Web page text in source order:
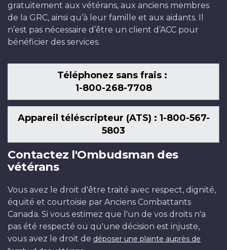
gratuitement aux vétérans, aux anciens membres
de la GRC, ainsi qu’à leur famille et aux aidants. Il
n’est pas nécessaire d’être un client d’ACC pour
bénéficier des services.
Téléphonez sans frais :
1-800-268-7708
Appareil téléscripteur (ATS) : 1-800-567-
5803
Contactez l'Ombudsman des
vétérans
Vous avez le droit d'être traité avec respect, dignité,
équité et courtoisie par Anciens Combattants
Canada. Si vous estimez que l'un de vos droits n'a
pas été respecté ou qu'une décision est injuste,
vous avez le droit de déposer une plainte auprès de